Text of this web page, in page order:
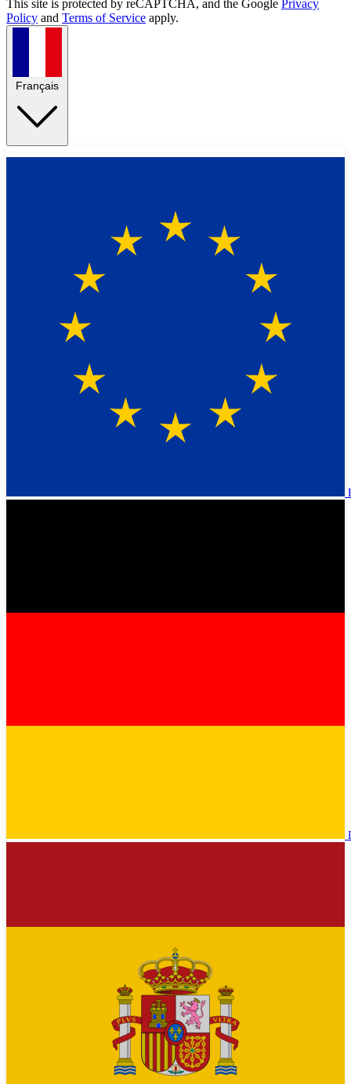
This site is protected by reCAPTCHA, and the Google Privacy
Policy and Terms of Service apply.
Français